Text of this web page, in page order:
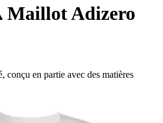
Maillot Adizero
conçu en partie avec des matières